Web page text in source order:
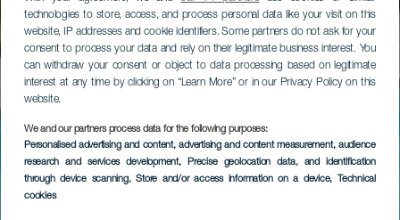
technologies to store, access, and process personal data like your visit on this
website, IP addresses and cookie identifiers. Some partners do not ask for your
consent to process your data and rely on their legitimate business interest. You
can withdraw your consent or object to data processing based on legitimate
interest at any time by clicking on “Learn More” or in our Privacy Policy on this
website.
We and our partners process data for the following purposes:
Personalised advertising and content, advertising and content measurement, audience
research and services development, Precise geolocation data, and identification
through device scanning, Store and/or access information on a device, Technical
cookies